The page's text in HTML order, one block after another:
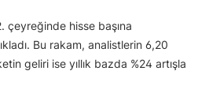
çeyreğinde hisse başına
Bu rakam, analistlerin 6,20
geliri ise yıllık bazda %24 artışla